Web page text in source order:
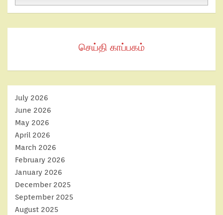
செய்தி காப்பகம்
July 2026
June 2026
May 2026
April 2026
March 2026
February 2026
January 2026
December 2025
September 2025
August 2025